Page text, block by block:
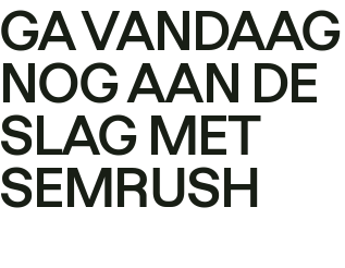
GA VANDAAG
NOG AAN DE
SLAG MET
SEMRUSH